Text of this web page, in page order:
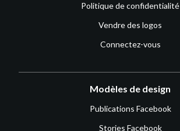
Politique de confidentialité
Vendre des logos
Connectez-vous
Modèles de design
Publications Facebook
Stories Facebook